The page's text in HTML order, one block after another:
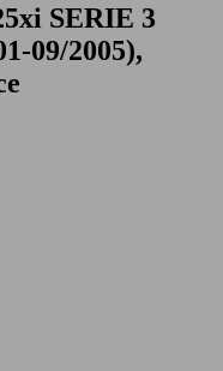
SERIE 3
09/2005),